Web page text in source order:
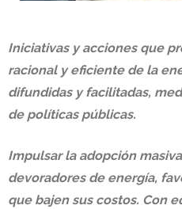
Iniciativas y acciones que
racional y eficiente de la
difundidas y facilitadas,
de políticas públicas.
Impulsar la adopción
devoradores de energía,
que bajen sus costos. Con